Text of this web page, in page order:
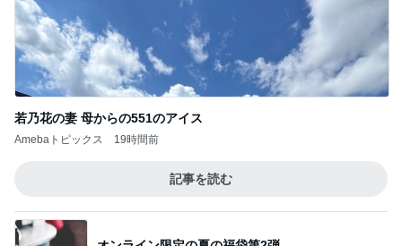
若乃花の妻 母からの551のアイス
Amebaトピックス 19時間前
記事を読む